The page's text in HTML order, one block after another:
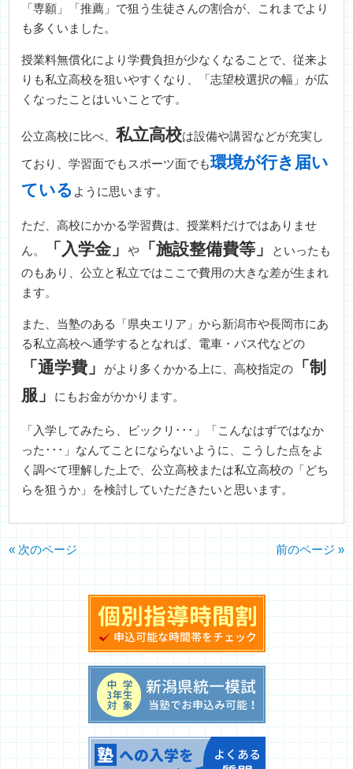
「専願」「推薦」で狙う生徒さんの割合が、これまでより
も多くいました。
授業料無償化により学費負担が少なくなることで、従来よ
りも私立高校を狙いやすくなり、「志望校選択の幅」が広
くなったことはいいことです。
公立高校に比べ、私立高校は設備や講習などが充実し
ており、学習面でもスポーツ面でも環境が行き届い
ている ように思います。
ただ、高校にかかる学習費は、授業料だけではありませ
ん。
「入学金」や 「施設整備費等」
といったも
のもあり、公立と私立ではここで費用の大きな差が生まれ
ます。
また、当塾のある「県央エリア」から新潟市や長岡市にあ
る私立高校へ通学するとなれば、電車・バス代などの
「通学費」 がより多くかかる上に、高校指定の
「制
服」
にもお金がかかります。
「入学してみたら、ビックリ･･･」「こんなはずではなか
った･･･」なんてことにならないように、こうした点をよ
く調べて理解した上で、公立高校または私立高校の「どち
らを狙うか」を検討していただきたいと思います。
« 次のページ 前のページ »